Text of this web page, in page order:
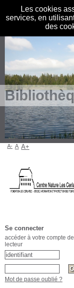
Les cookies
services, en
des
A- A A+
Se connecter
accéder à votre compte de
lecteur
Mot de passe oublié ?